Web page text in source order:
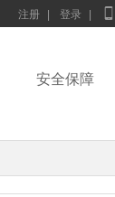
注册 登录 
安全保障